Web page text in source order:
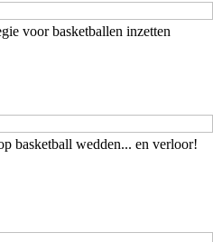
voor basketballen inzetten
basketball wedden... en verloor!